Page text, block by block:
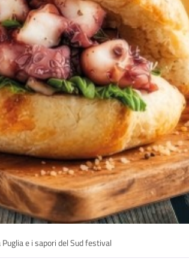
Puglia e i sapori del Sud festival